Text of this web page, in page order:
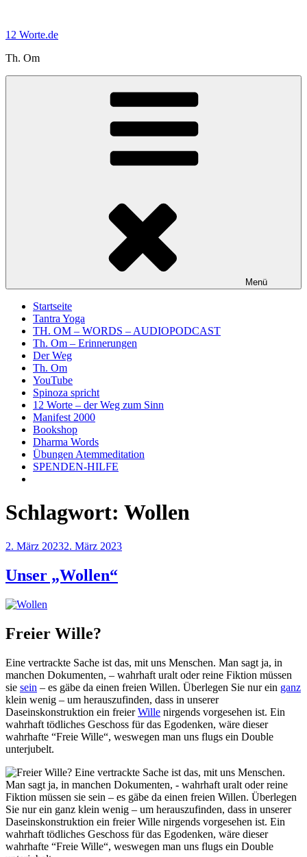
springen
12 Worte.de
Th. Om
Menü
Startseite
Tantra Yoga
TH. OM – WORDS – AUDIOPODCAST
Th. Om – Erinnerungen
Der Weg
Th. Om
YouTube
Spinoza spricht
12 Worte – der Weg zum Sinn
Manifest 2000
Bookshop
Dharma Words
Übungen Atemmeditation
SPENDEN-HILFE
Schlagwort: Wollen
Veröffentlicht
2. März 20232. März 2023
Unser „Wollen“
Freier Wille?
Eine vertrackte Sache ist das, mit uns Menschen. Man sagt ja, in
manchen Dokumenten, – wahrhaft uralt oder reine Fiktion müssen
sie sein – es gäbe da einen freien Willen. Überlegen Sie nur ein ganz
klein wenig – um herauszufinden, dass in unserer
Daseinskonstruktion ein freierWille nirgends vorgesehen ist. Ein
wahrhaft tödliches Geschoss für das Egodenken, wäre dieser
wahrhafte “Freie Wille“, weswegen man uns flugs ein Double
unterjubelt.